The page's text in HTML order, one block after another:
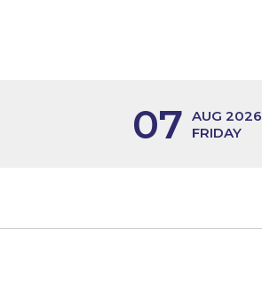
07 AUG 2026
FRIDAY